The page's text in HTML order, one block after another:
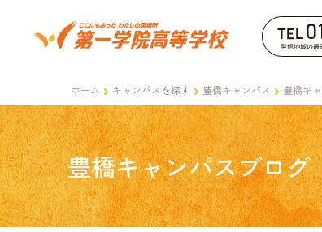
ホーム キャンパスを探す 豊橋キャンパス 豊橋キ
豊橋キャンパスブログ